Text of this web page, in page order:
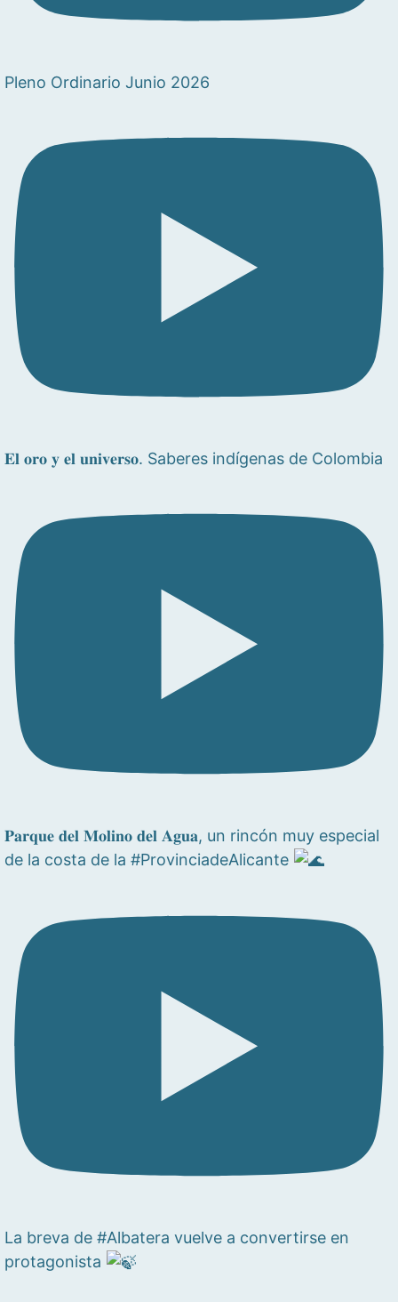
Pleno Ordinario Junio 2026
𝐄𝐥 𝐨𝐫𝐨 𝐲 𝐞𝐥 𝐮𝐧𝐢𝐯𝐞𝐫𝐬𝐨. Saberes indígenas de Colombia
𝐏𝐚𝐫𝐪𝐮𝐞 𝐝𝐞𝐥 𝐌𝐨𝐥𝐢𝐧𝐨 𝐝𝐞𝐥 𝐀𝐠𝐮𝐚, un rincón muy especial
de la costa de la #ProvinciadeAlicante
La breva de #Albatera vuelve a convertirse en
protagonista